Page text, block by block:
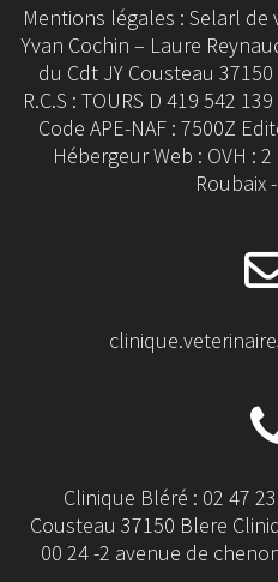
Mentions légales : Selarl de
Yvan Cochin – Laure
du Cdt JY Cousteau
R.C.S : TOURS D 419 542
Code APE-NAF : 7500Z
Hébergeur Web : OVH :
Roubaix
Clinique Bléré : 02 47
Cousteau 37150 Blere
00 24 -2 avenue de